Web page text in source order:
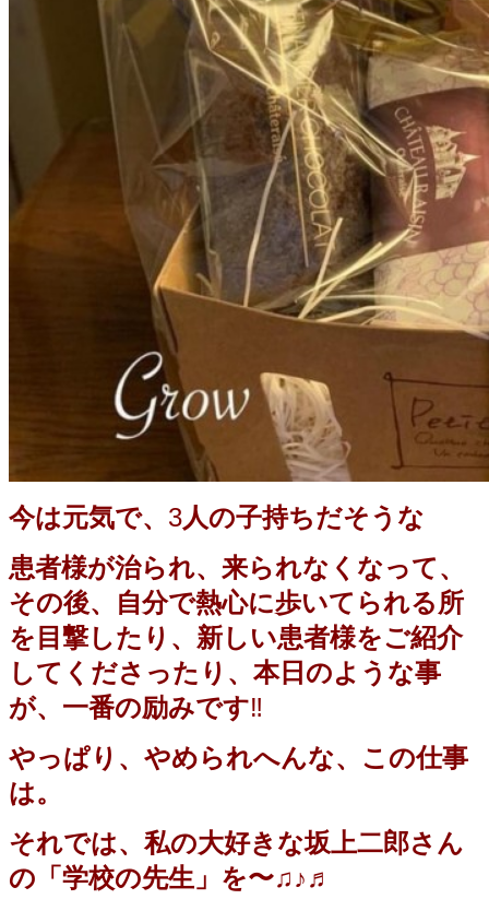
今は元気で、 3人の子持ちだそうな
患者様が治られ、来られなくなって、
その後、自分で熱心に歩いてられる所
を目撃したり、新しい患者様をご紹介
してくださったり、本日のような事
が、一番の励みです‼️
やっぱり、やめられへんな、この仕事
は。
それでは、私の大好きな坂上二郎さん
の「学校の先生」を〜♫♪♬